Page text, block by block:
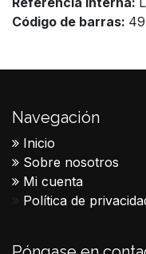
Código de barras:
Navegación
Inicio
Sobre nosotros
Mi cuenta
Política de